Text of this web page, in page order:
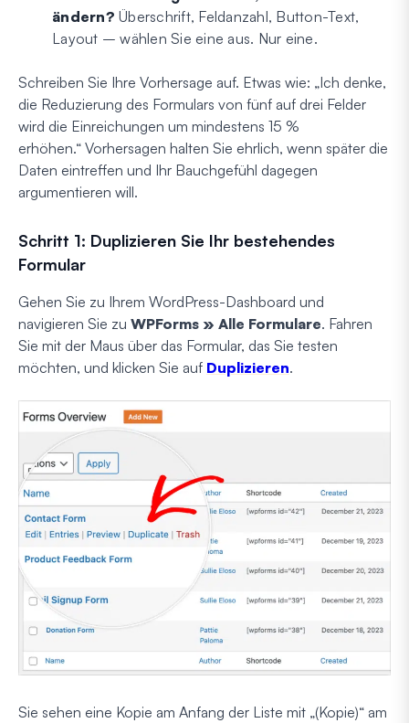
ändern? Überschrift, Feldanzahl, Button-Text,
Layout – wählen Sie eine aus. Nur eine.
Schreiben Sie Ihre Vorhersage auf. Etwas wie: „Ich denke,
die Reduzierung des Formulars von fünf auf drei Felder
wird die Einreichungen um mindestens 15 %
erhöhen.“ Vorhersagen halten Sie ehrlich, wenn später die
Daten eintreffen und Ihr Bauchgefühl dagegen
argumentieren will.
Schritt 1: Duplizieren Sie Ihr bestehendes
Formular
Gehen Sie zu Ihrem WordPress-Dashboard und
navigieren Sie zu WPForms » Alle Formulare. Fahren
Sie mit der Maus über das Formular, das Sie testen
möchten, und klicken Sie auf Duplizieren.
Sie sehen eine Kopie am Anfang der Liste mit „(Kopie)“ am